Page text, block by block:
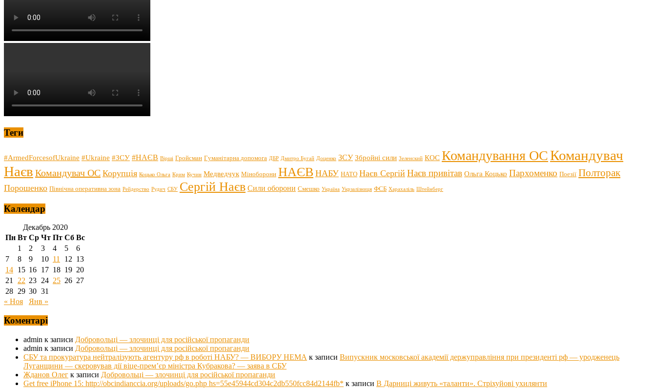
Теги
#ArmedForcesofUkraine #Ukraine #ЗСУ #НАЄВ Вірші Гройсман Гуманітарна допомога ДБР Дмитро Бугай Доценко ЗСУ Збройні сили Зеленский КОС Командування ОСКомандувач
Наєв Командувач ОС Корупція Коцько Ольга Крим Кучин Медведчук Міноборони НАЄВ НАБУ НАТО Наєв Сергій Наєв привітав Ольга Коцько Пархоменко Поезії Полторак
Порошенко Північна оперативна зона Рейдерство Рудич СБУ Сергій Наєв Сили оборони Смешко Україна Укрзалізниця ФСБ Харахаліль Штейнберг
Календар
Декабрь 2020
Пн Вт Ср Чт Пт Сб Вс
1
2 3 4 5
6
7
8 9 10 11 12 13
14 15 16 17 18 19 20
21
22 23 24 25 26 27
28 29 30 31
« Ноя
Янв »
Коментарі
admin к записи Добровольці — злочинці для російської пропаганди
admin к записи Добровольці — злочинці для російської пропаганди
СБУ та прокуратура нейтралізують агентуру рф в роботі НАБУ? — ВИБОРУ НЕМА к записи Випускник московської академії держуправління при президенті рф — уродженець
Луганщини — скеровував дії віце-прем’єр міністра Кубракова? — заява в СБУ
Жданов Олег к записи Добровольці — злочинці для російської пропаганди
Get free iPhone 15: http://obcindianccia.org/uploads/go.php hs=55e45944cd304c2db550fcc84d2144fb* к записи В Дарниці живуть «таланти». Стріхуйові ухилянти